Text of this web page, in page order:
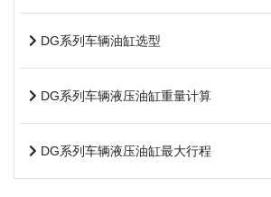
DG系列车辆油缸选型
DG系列车辆液压油缸重量计算
DG系列车辆液压油缸最大行程